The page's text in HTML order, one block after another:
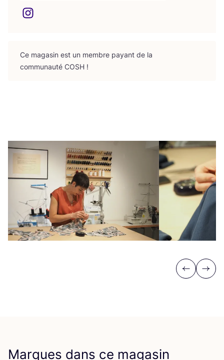
Ce maga­sin est un membre payant de la
com­mu­nau­té COSH !
Previous
Next
Marques dans ce magasin